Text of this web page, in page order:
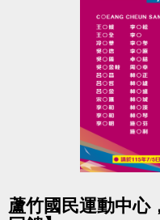
-FB : 桃園市蘆竹國民運
-IG : @luzhusports
蘆竹國民運動中心